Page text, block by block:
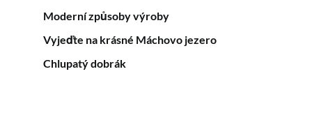
Moderní způsoby výroby
Vyjeďte na krásné Máchovo jezero
Chlupatý dobrák